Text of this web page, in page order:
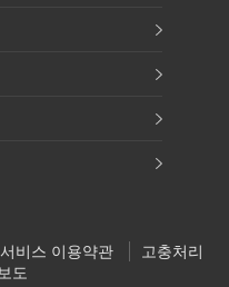
서비스 이용약관
고충처리
도